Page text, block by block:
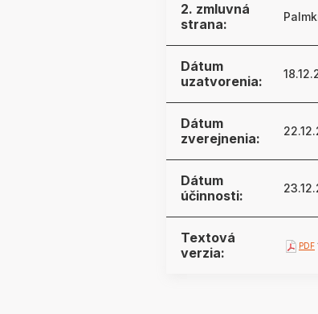
2. zmluvná
strana:
Dátum
uzatvorenia:
Dátum
zverejnenia:
Dátum
účinnosti:
Textová
verzia:
PDF